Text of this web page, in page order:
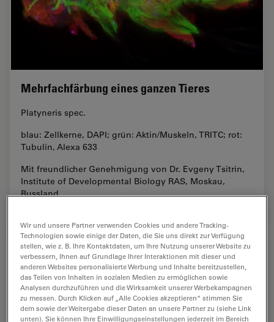
Mehrfachfärbung eines ganzen Tieres
Platyneris spec.
blau: Zellkerne, DAPI; grün: Aktin/Muskeln, TRITC; rot:
Tubulin, Alexa 633
Mit freundlicher Genehmigung von Dr. Evgeny Tsitrin,
Institute of Developmental Biology RAS, Moskau,
Russland.
Wir und unsere Partner verwenden Cookies und andere Tracking-
Technologien sowie einige der Daten, die Sie uns direkt zur Verfügung
stellen, wie z. B. Ihre Kontaktdaten, um Ihre Nutzung unserer Website zu
verbessern, Ihnen auf Grundlage Ihrer Interaktionen mit dieser und
anderen Websites personalisierte Werbung und Inhalte bereitzustellen,
das Teilen von Inhalten in sozialen Medien zu ermöglichen sowie
Analysen durchzuführen und die Wirksamkeit unserer Werbekampagnen
zu messen. Durch Klicken auf „Alle Cookies akzeptieren“ stimmen Sie
dem sowie der Weitergabe dieser Daten an unsere Partner zu (siehe Link
unten). Sie können Ihre Einwilligungseinstellungen jederzeit im Bereich